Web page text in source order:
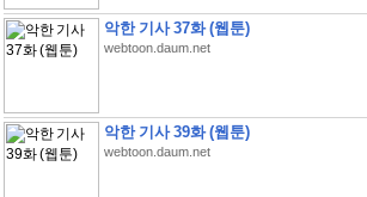
악한 기사 37화 (웹툰)
webtoon.daum.net
악한 기사 39화 (웹툰)
webtoon.daum.net